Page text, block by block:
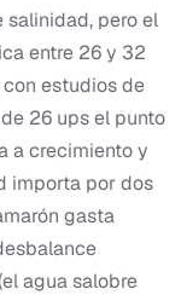
salinidad, pero el
entre 26 y 32
estudios de
26 ups el punto
a crecimiento y
importa por dos
gasta
agua salobre